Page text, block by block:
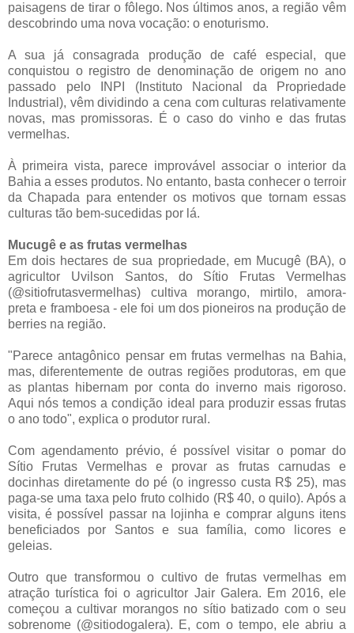
paisagens de tirar o fôlego. Nos últimos anos, a região vêm
descobrindo uma nova vocação: o enoturismo.
A sua já consagrada produção de café especial, que
conquistou o registro de denominação de origem no ano
passado pelo INPI (Instituto Nacional da Propriedade
Industrial), vêm dividindo a cena com culturas relativamente
novas, mas promissoras. É o caso do vinho e das frutas
vermelhas.
À primeira vista, parece improvável associar o interior da
Bahia a esses produtos. No entanto, basta conhecer o terroir
da Chapada para entender os motivos que tornam essas
culturas tão bem-sucedidas por lá.
Mucugê e as frutas vermelhas
Em dois hectares de sua propriedade, em Mucugê (BA), o
agricultor Uvilson Santos, do Sítio Frutas Vermelhas
(@sitiofrutasvermelhas) cultiva morango, mirtilo, amora-
preta e framboesa - ele foi um dos pioneiros na produção de
berries na região.
"Parece antagônico pensar em frutas vermelhas na Bahia,
mas, diferentemente de outras regiões produtoras, em que
as plantas hibernam por conta do inverno mais rigoroso.
Aqui nós temos a condição ideal para produzir essas frutas
o ano todo", explica o produtor rural.
Com agendamento prévio, é possível visitar o pomar do
Sítio Frutas Vermelhas e provar as frutas carnudas e
docinhas diretamente do pé (o ingresso custa R$ 25), mas
paga-se uma taxa pelo fruto colhido (R$ 40, o quilo). Após a
visita, é possível passar na lojinha e comprar alguns itens
beneficiados por Santos e sua família, como licores e
geleias.
Outro que transformou o cultivo de frutas vermelhas em
atração turística foi o agricultor Jair Galera. Em 2016, ele
começou a cultivar morangos no sítio batizado com o seu
sobrenome (@sitiodogalera). E, com o tempo, ele abriu a